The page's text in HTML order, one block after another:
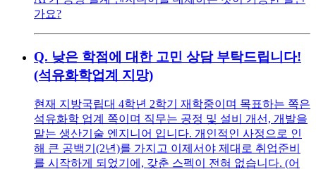
가요?
Q. 낮은 학점에 대한 고민 상담 부탁드립니다!
(석유화학업계 지망)
현재 지방국립대 4학년 2학기 재학중이며 목표하는 쪽은
석유화학 업계 쪽이며 직무는 공정 및 설비 개선, 개발을
맡는 생산기술 엔지니어 입니다. 개인적인 사정으로 인
해 큰 공백기(2년)를 가지고 이제서야 제대로 취업준비
를 시작하게 되었기에, 갖춘 스펙이 전혀 없습니다. (어